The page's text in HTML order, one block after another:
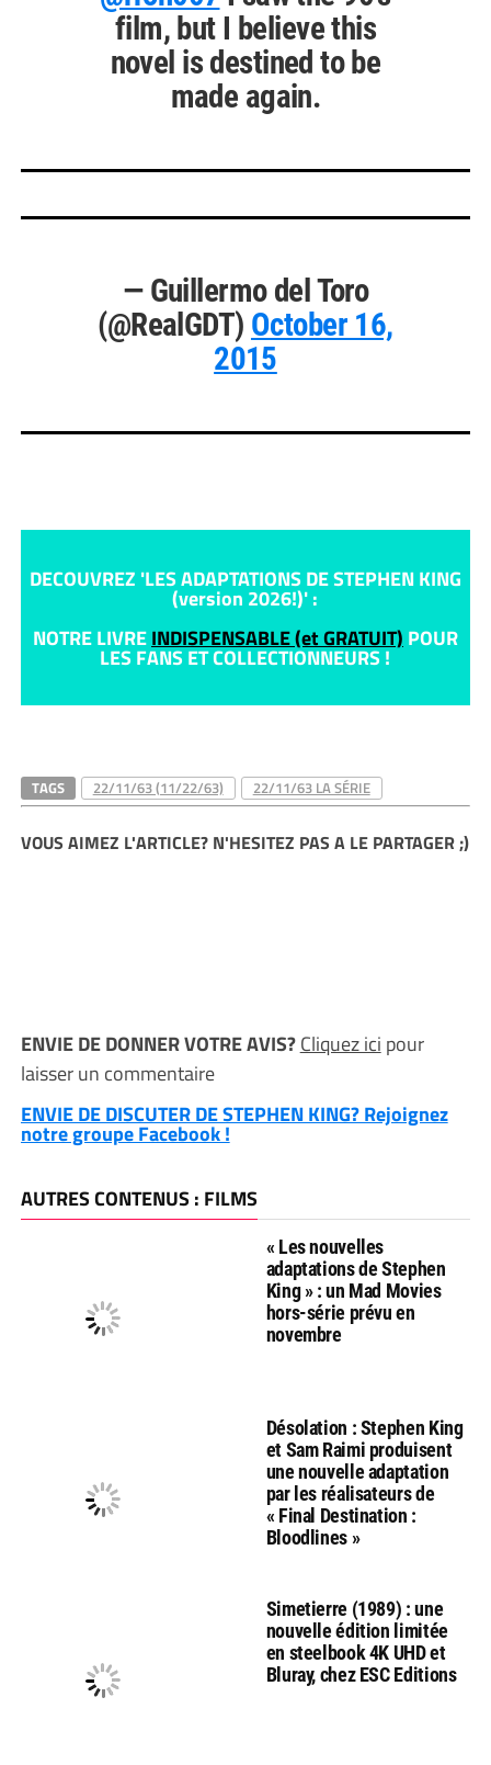
film, but I believe this
novel is destined to be
made again.
— Guillermo del Toro
(@RealGDT) October 16,
2015
DECOUVREZ 'LES ADAPTATIONS DE STEPHEN KING
(version 2026!)' :
NOTRE LIVREINDISPENSABLE (et GRATUIT) POUR
LES FANS ET COLLECTIONNEURS !
TAGS 22/11/63 (11/22/63) 22/11/63 LA SÉRIE
VOUS AIMEZ L'ARTICLE? N'HESITEZ PAS A LE PARTAGER ;)
ENVIE DE DONNER VOTRE AVIS?Cliquez ici pour
laisser un commentaire
ENVIE DE DISCUTER DE STEPHEN KING? Rejoignez
notre groupe Facebook !
AUTRES CONTENUS : FILMS
« Les nouvelles
adaptations de Stephen
King » : un Mad Movies
hors-série prévu en
novembre
Désolation : Stephen King
et Sam Raimi produisent
une nouvelle adaptation
par les réalisateurs de
« Final Destination :
Bloodlines »
Simetierre (1989) : une
nouvelle édition limitée
en steelbook 4K UHD et
Bluray, chez ESC Editions